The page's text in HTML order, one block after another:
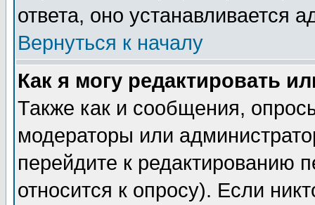
ответа, оно устанавливается
Вернуться к началу
Как я могу редактировать
Также как и сообщения,
модераторы или
перейдите к редактированию
относится к опросу). Если